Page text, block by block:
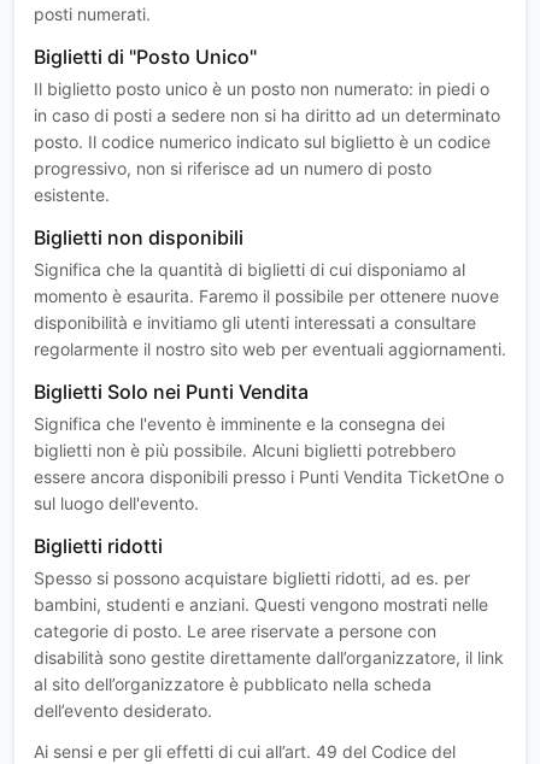
posti numerati.
Biglietti di "Posto Unico"
Il biglietto posto unico è un posto non numerato: in piedi o
in caso di posti a sedere non si ha diritto ad un determinato
posto. Il codice numerico indicato sul biglietto è un codice
progressivo, non si riferisce ad un numero di posto
esistente.
Biglietti non disponibili
Significa che la quantità di biglietti di cui disponiamo al
momento è esaurita. Faremo il possibile per ottenere nuove
disponibilità e invitiamo gli utenti interessati a consultare
regolarmente il nostro sito web per eventuali aggiornamenti.
Biglietti Solo nei Punti Vendita
Significa che l'evento è imminente e la consegna dei
biglietti non è più possibile. Alcuni biglietti potrebbero
essere ancora disponibili presso i Punti Vendita TicketOne o
sul luogo dell'evento.
Biglietti ridotti
Spesso si possono acquistare biglietti ridotti, ad es. per
bambini, studenti e anziani. Questi vengono mostrati nelle
categorie di posto. Le aree riservate a persone con
disabilità sono gestite direttamente dall’organizzatore, il link
al sito dell’organizzatore è pubblicato nella scheda
dell’evento desiderato.
Ai sensi e per gli effetti di cui all’art. 49 del Codice del